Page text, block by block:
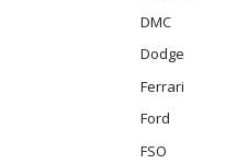
DMC
Dodge
Ferrari
Ford
FSO